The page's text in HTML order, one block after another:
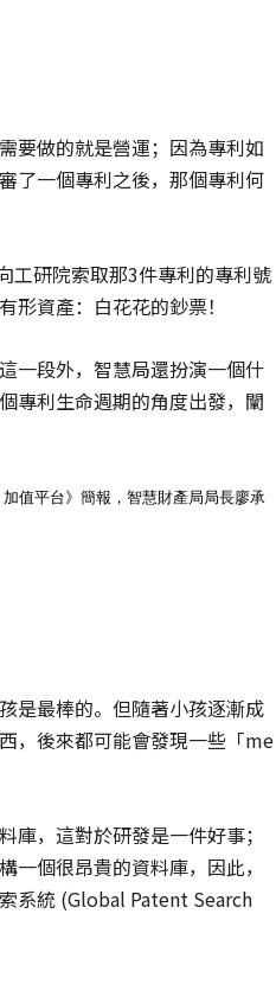
要做的就是營運；因為專利如
了一個專利之後，那個專利何
工研院索取那3件專利的專利號
資產：白花花的鈔票！
一段外，智慧局還扮演一個什
專利生命週期的角度出發，闡
值平台》簡報，智慧財產局局長廖承
是最棒的。但隨著小孩逐漸成
，後來都可能會發現一些「me
，這對於研發是一件好事；
個很昂貴的資料庫，因此，
系統 (Global Patent Search